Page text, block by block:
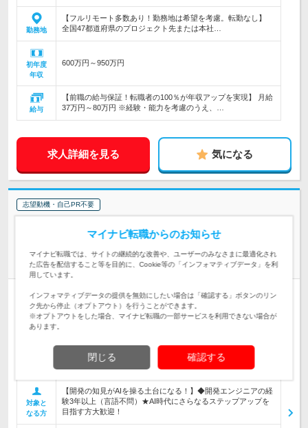
勤務地
【フルリモート多数あり！勤務地は希望を考慮。転勤なし】
全国47都道府県のプロジェクト先または本社…
初年度
年収
600万円～950万円
給与
【前職の給与保証！転職者の100％が年収アップを実現】 月給
37万円～80万円 ※経験・能力を考慮のうえ、…
求人詳細を見る 気になる
志望動機・自己PR不要
その開発経験、AIで次のステージへ【ITエンジニア（経験
者）】
正社員 リモートワーク可 学歴不問 第二新卒歓迎 転勤なし
完全週休2日制 女性のおしごと掲載中
情報更新日：2026/06/26 終了予定日：2026/08/27
【大手直取引の案件がメイン】★AI/クラウド/モダン開発など
最先端案件が豊富★PL/PM人材育成PJ始動★AIを活用したVibe
Codingの実践・標準化を推進中
対象と
なる方
【開発の知見がAIを操る土台になる！】◆開発エンジニアの経
験3年以上（言語不問）★AI時代にさらなるステップアップを
目指す方大歓迎！
マイナビ転職からのお知らせ
マイナビ転職では、サイトの継続的な改善や、ユーザーのみなさまに最適化され
た広告を配信すること等を目的に、Cookie等の「インフォマティブデータ」を利
用しています。
インフォマティブデータの提供を無効にしたい場合は「確認する」ボタンのリン
ク先から停止（オプトアウト）を行うことができます。
※オプトアウトをした場合、マイナビ転職の一部サービスを利用できない場合が
あります。
閉じる 確認する